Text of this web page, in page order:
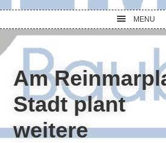
MENU
Am
Stadt plant
weitere